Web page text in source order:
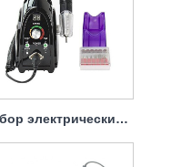
Набор электрических сверл для удаления ногтей, 65 Вт, 35000 об/мин